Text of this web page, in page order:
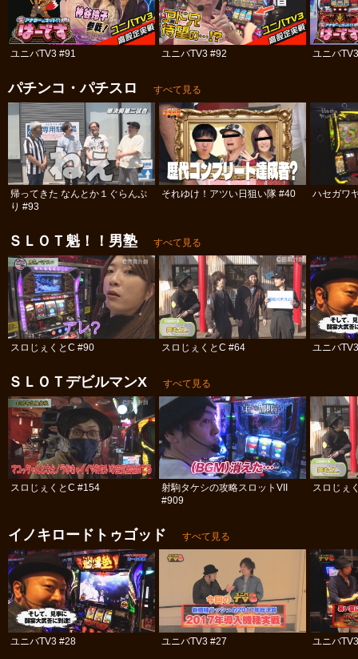
ユニバTV3 #91 ユニバTV3 #92 ユニバ
パチンコ・パチスロ すべて見る
帰ってきた なんとか１ぐらんぷ
り #93
それゆけ！アツい日狙い隊 #40 ハセガワ
ＳＬＯＴ魁！！男塾 すべて見る
スロじぇくとC #90 スロじぇくとC #64 ユニバ
ＳＬＯＴデビルマンΧ すべて見る
スロじぇくとC #154
射駒タケシの攻略スロットVII
#909
スロじぇ
イノキロードトゥゴッド すべて見る
ユニバTV3 #28 ユニバTV3 #27 ユニバ